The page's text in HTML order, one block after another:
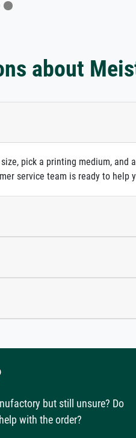
about
pick a printing medium,
service team is ready to help
but still unsure? Do
with the order?